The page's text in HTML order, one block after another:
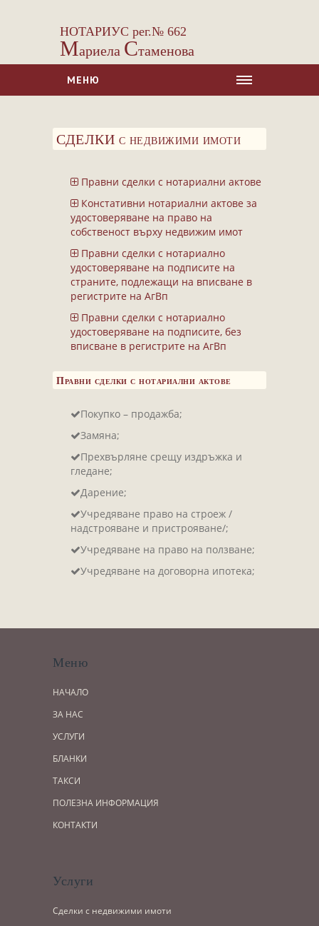
НОТАРИУС рег.№ 662
Мариела Стаменова
МЕНЮ
ЗА НАС
Сделки с недвижими имоти
Сделки с МПС
Ипотеки
Удостоверявания
Нотариални покани
Констативни протоколи
Завещания
Изготвяне на документи
БЛАНКИ
ТАКСИ
ПОЛЕЗНА ИНФОРМАЦИЯ
КОНТАКТИ
СДЕЛКИ с недвижими имоти
Правни сделки с нотариални актове
Констативни нотариални актове за
удостоверяване на право на
собственост върху недвижим имот
Правни сделки с нотариално
удостоверяване на подписите на
страните, подлежащи на вписване в
регистрите на АгВп
Правни сделки с нотариално
удостоверяване на подписите, без
вписване в регистрите на АгВп
Правни сделки с нотариални актове
Покупко – продажба;
Замяна;
Прехвърляне срещу издръжка и
гледане;
Дарение;
Учредяване право на строеж /
надстрояване и пристрояване/;
Учредяване на право на ползване;
Учредяване на договорна ипотека;
Меню
НАЧАЛО
ЗА НАС
УСЛУГИ
БЛАНКИ
ТАКСИ
ПОЛЕЗНА ИНФОРМАЦИЯ
КОНТАКТИ
Услуги
Сделки с недвижими имоти